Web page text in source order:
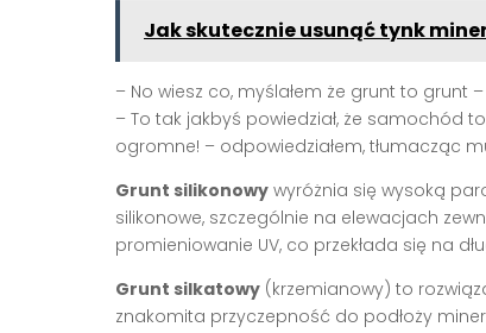
Jak skutecznie usunąć tynk
– No wiesz co, myślałem że grunt to grunt
– To tak jakbyś powiedział, że samochód
ogromne! – odpowiedziałem, tłumacząc
Grunt silikonowy wyróżnia się wysoką
silikonowe, szczególnie na elewacjach
promieniowanie UV, co przekłada się na
Grunt silkatowy (krzemianowy) to
znakomita przyczepność do podłoży